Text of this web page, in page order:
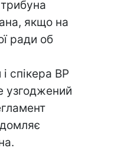
якщо на
ради об
спікера ВР
узгоджений